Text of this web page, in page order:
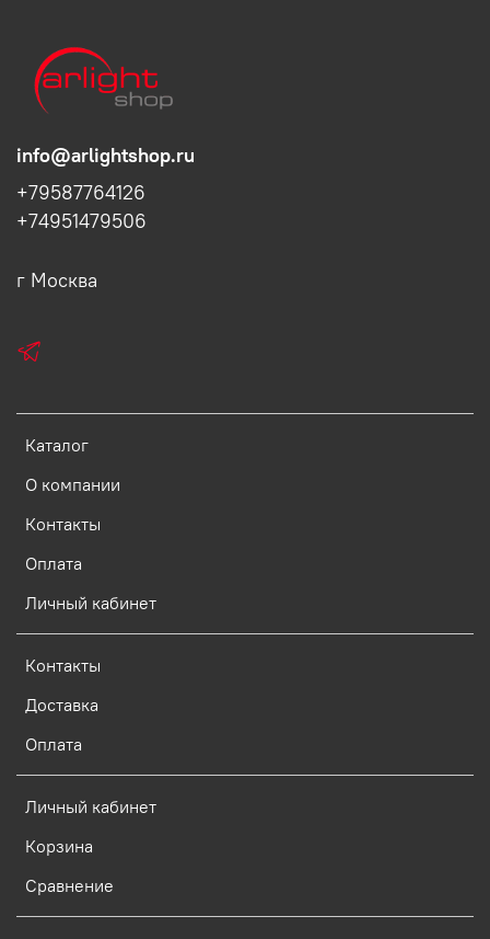
Каталог
О компании
Контакты
Оплата
Личный кабинет
Контакты
Доставка
Оплата
Личный кабинет
Корзина
Сравнение
info@arlightshop.ru
+79587764126
+74951479506
г Москва